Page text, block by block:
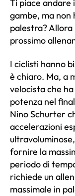
Ti piace andare
gambe, ma non
palestra? Allora
prossimo
I ciclisti hanno
è chiaro. Ma, a
velocista che ha
potenza nel
Nino Schurter
accelerazioni
fornire la
periodo di
richiede un
massimale in